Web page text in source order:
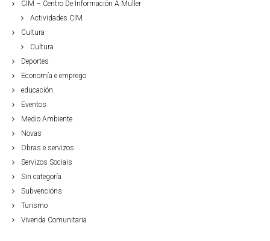
CIM – Centro De Información Á Muller
Actividades CIM
Cultura
Cultura
Deportes
Economía e emprego
educación.
Eventos
Medio Ambiente
Novas
Obras e servizos
Servizos Sociais
Sin categoría
Subvencións
Turismo
Vivenda Comunitaria